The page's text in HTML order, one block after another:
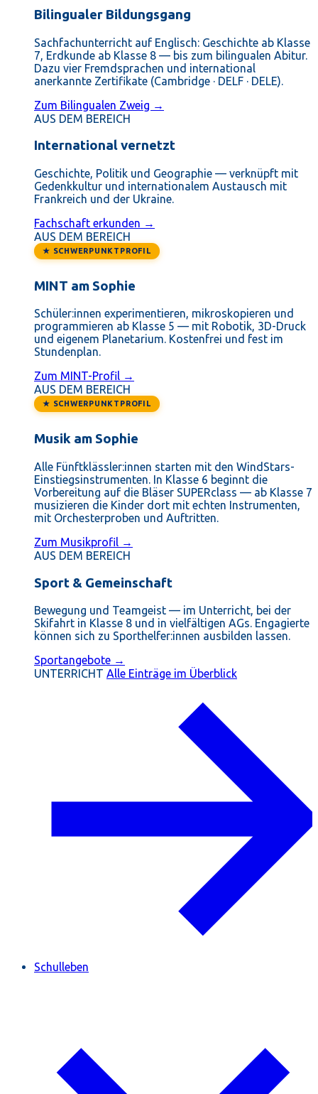
Bilingualer Bildungsgang
Sachfachunterricht auf Englisch: Geschichte ab Klasse
7, Erdkunde ab Klasse 8 — bis zum bilingualen Abitur.
Dazu vier Fremdsprachen und international
anerkannte Zertifikate (Cambridge · DELF · DELE).
Zum Bilingualen Zweig →
AUS DEM BEREICH
International vernetzt
Geschichte, Politik und Geographie — verknüpft mit
Gedenkkultur und internationalem Austausch mit
Frankreich und der Ukraine.
Fachschaft erkunden →
AUS DEM BEREICH
★ SCHWERPUNKTPROFIL
MINT am Sophie
Schüler:innen experimentieren, mikroskopieren und
programmieren ab Klasse 5 — mit Robotik, 3D-Druck
und eigenem Planetarium. Kostenfrei und fest im
Stundenplan.
Zum MINT-Profil →
AUS DEM BEREICH
★ SCHWERPUNKTPROFIL
Musik am Sophie
Alle Fünftklässler:innen starten mit den WindStars-
Einstiegsinstrumenten. In Klasse 6 beginnt die
Vorbereitung auf die Bläser SUPERclass — ab Klasse 7
musizieren die Kinder dort mit echten Instrumenten,
mit Orchesterproben und Auftritten.
Zum Musikprofil →
AUS DEM BEREICH
Sport & Gemeinschaft
Bewegung und Teamgeist — im Unterricht, bei der
Skifahrt in Klasse 8 und in vielfältigen AGs. Engagierte
können sich zu Sporthelfer:innen ausbilden lassen.
Sportangebote →
UNTERRICHT Alle Einträge im Überblick
Schulleben